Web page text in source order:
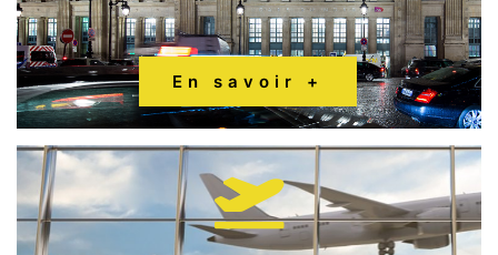
En savoir +